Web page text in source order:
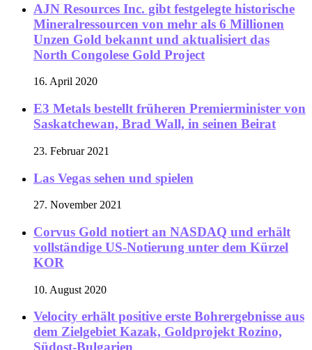
AJN Resources Inc. gibt festgelegte historische
Mineralressourcen von mehr als 6 Millionen
Unzen Gold bekannt und aktualisiert das
North Congolese Gold Project
16. April 2020
E3 Metals bestellt früheren Premierminister von
Saskatchewan, Brad Wall, in seinen Beirat
23. Februar 2021
Las Vegas sehen und spielen
27. November 2021
Corvus Gold notiert an NASDAQ und erhält
vollständige US-Notierung unter dem Kürzel
KOR
10. August 2020
Velocity erhält positive erste Bohrergebnisse aus
dem Zielgebiet Kazak, Goldprojekt Rozino,